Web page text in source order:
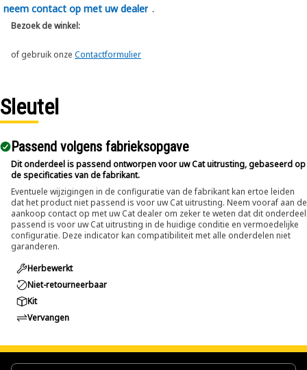
neem contact op met uw dealer
Bezoek de winkel:
of gebruik onze Contactformulier
.
Sleutel
Passend volgens fabrieksopgave
Dit onderdeel is passend ontworpen voor uw Cat uitrusting, gebaseerd op
de specificaties van de fabrikant.
Eventuele wijzigingen in de configuratie van de fabrikant kan ertoe leiden
dat het product niet passend is voor uw Cat uitrusting. Neem vooraf aan de
aankoop contact op met uw Cat dealer om zeker te weten dat dit onderdeel
passend is voor uw Cat uitrusting in de huidige conditie en vermoedelijke
configuratie. Deze indicator kan compatibiliteit met alle onderdelen niet
garanderen.
Herbewerkt
Niet-retourneerbaar
Kit
Vervangen